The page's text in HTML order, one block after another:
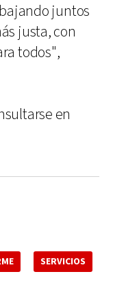
juntos
justa, con
todos",
en
SERVICIOS